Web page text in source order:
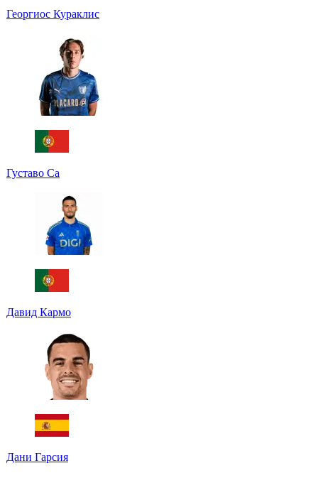
Георгиос Кураклис
Густаво Са
Давид Кармо
Дани Гарсия